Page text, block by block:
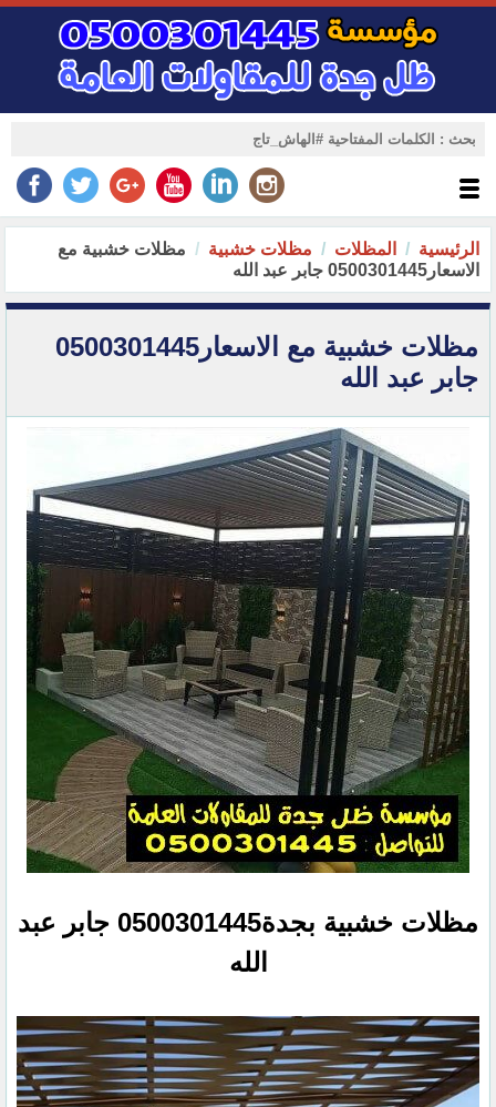
الرئيسية المظلات مظلات خشبية
مظلات خشبية مع
الاسعار0500301445 جابر عبد الله
مظلات خشبية مع الاسعار0500301445
جابر عبد الله
مظلات خشبية بجدة0500301445 جابر عبد
الله